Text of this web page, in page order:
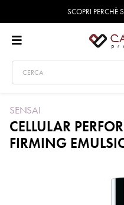
SCOPRI PERCHÈ
SENSAI
CELLULAR
FIRMING